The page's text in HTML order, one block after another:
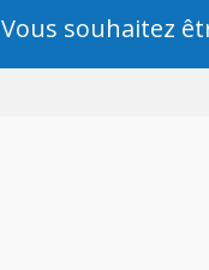
Vous souhaitez